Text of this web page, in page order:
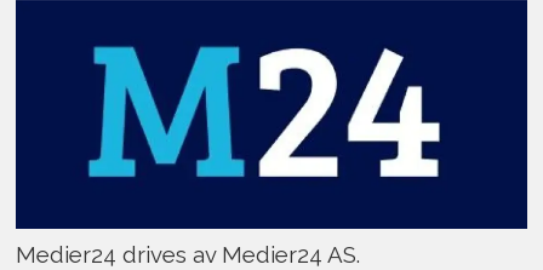
Medier24 drives av Medier24 AS.